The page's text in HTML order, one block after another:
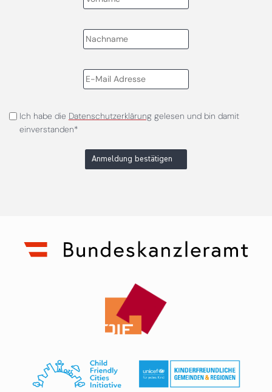
Ich habe die Datenschutzerklärunggelesen und bin damit
einverstanden*
Anmeldung bestätigen